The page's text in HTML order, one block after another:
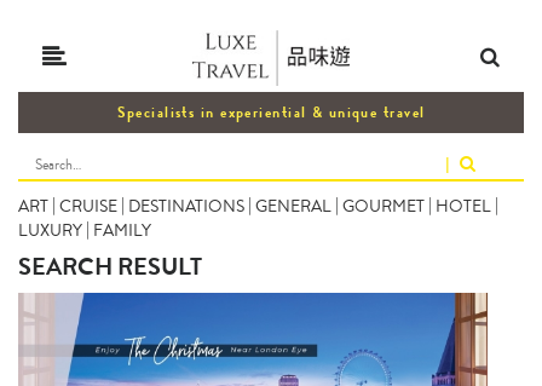
Specialists in experiential & unique travel
|
ART | CRUISE | DESTINATIONS | GENERAL | GOURMET | HOTEL |
LUXURY | FAMILY
SEARCH RESULT